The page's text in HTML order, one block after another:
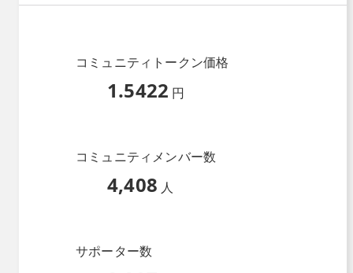
コミュニティトークン価格
1.5422 円
コミュニティメンバー数
4,408 人
サポーター数